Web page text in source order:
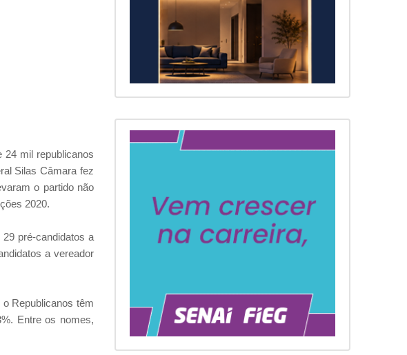
24 mil republicanos
Silas Câmara fez
o partido não
2020.
pré-candidatos a
a vereador
Republicanos têm
Entre os nomes,